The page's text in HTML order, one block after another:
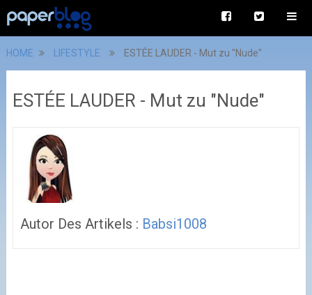
HOME LIFESTYLE ESTÉE LAUDER - Mut zu "Nude"
ESTÉE LAUDER - Mut zu "Nude"
Autor Des Artikels : Babsi1008